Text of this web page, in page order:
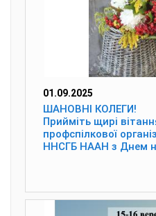
01.09.2025
ШАНОВНІ КОЛЕГИ!
Прийміть щирі
профспілкової
ННСГБ НААН з Днем